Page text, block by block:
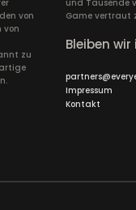
von
von
zu
und Tausende
Game vertraut
Bleiben
Impressum
Kontakt